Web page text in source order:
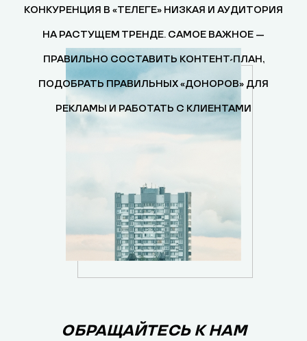
КОНКУРЕНЦИЯ В «ТЕЛЕГЕ» НИЗКАЯ И АУДИТОРИЯ
НА РАСТУЩЕМ ТРЕНДЕ. САМОЕ ВАЖНОЕ —
ПРАВИЛЬНО СОСТАВИТЬ КОНТЕНТ-ПЛАН,
ПОДОБРАТЬ ПРАВИЛЬНЫХ «ДОНОРОВ» ДЛЯ
РЕКЛАМЫ И РАБОТАТЬ С КЛИЕНТАМИ
ОБРАЩАЙТЕСЬ К НАМ